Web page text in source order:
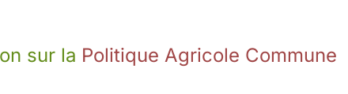
sur la Politique Agricole Commune